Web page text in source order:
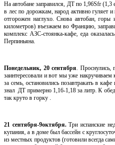
На автобане заправился, ДТ по 1,96Sfr (1,3
в лес по дорожкам, народ активно гуляет и
отгорожен наглухо. Снова автобан,
километров) въезжаем во Францию,
комплекс АЗС-стоянка-кафе, еда
Перпиньяна.
Понедельник, 20 сентября. Проснулись,
заинтересовали и вот мы уже
за семь, остановились позавтракать в
знал ДТ примерно 1,16-1,18 за литр. К
так круто в горку .
21 сентября-9октября.Три испанские
купания, а в доме был бассейн с
из местных продуктов (готовили всегда